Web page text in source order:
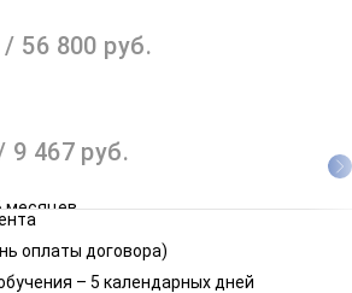
/ 56 800 руб.
9 467 руб.
месяцев
4 734 руб.
оплаты договора)
– 5 календарных дней